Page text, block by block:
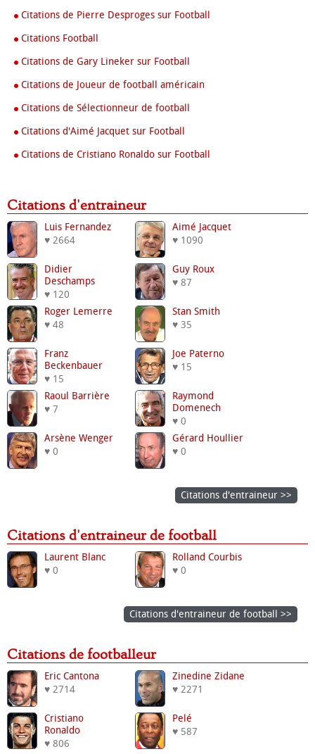
Citations de Pierre Desproges sur Football
Citations Football
Citations de Gary Lineker sur Football
Citations de Joueur de football américain
Citations de Sélectionneur de football
Citations d'Aimé Jacquet sur Football
Citations de Cristiano Ronaldo sur Football
Citations d'entraineur
Luis Fernandez
♥ 2664
Aimé Jacquet
♥ 1090
Didier
Deschamps
♥ 120
Guy Roux
♥ 87
Roger Lemerre
♥ 48
Stan Smith
♥ 35
Franz
Beckenbauer
♥ 15
Joe Paterno
♥ 15
Raoul Barrière
♥ 7
Raymond
Domenech
♥ 0
Arsène Wenger
♥ 0
Gérard Houllier
♥ 0
Citations d'entraineur >>
Citations d'entraineur de football
Laurent Blanc
♥ 0
Rolland Courbis
♥ 0
Citations d'entraineur de football >>
Citations de footballeur
Eric Cantona
♥ 2714
Zinedine Zidane
♥ 2271
Cristiano
Ronaldo
♥ 806
Pelé
♥ 587